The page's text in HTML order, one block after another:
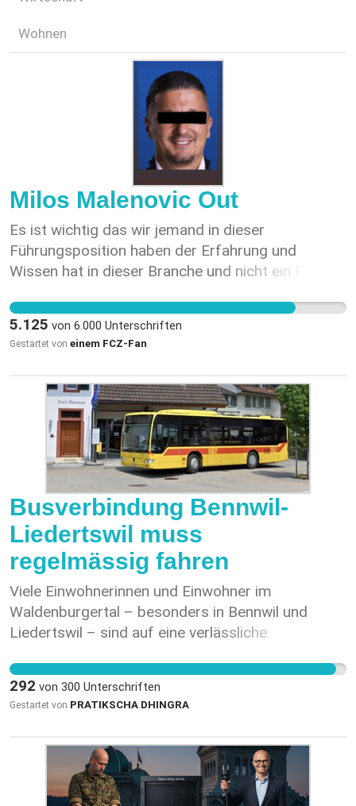
Wohnen
Milos Malenovic Out
Es ist wichtig das wir jemand in dieser
Führungsposition haben der Erfahrung und
Wissen hat in dieser Branche und nicht ein Ex-
5.125 von 6.000 Unterschriften
Gestartet von einem FCZ-Fan
Busverbindung Bennwil-
Liedertswil muss
regelmässig fahren
Viele Einwohnerinnen und Einwohner im
Waldenburgertal – besonders in Bennwil und
Liedertswil – sind auf eine verlässliche
Buslinie 92 unregelmässig, was Pendlerinnen,
Schülern und älteren Menschen grosse Nachteile
05:30 Uhr bis 00:30 Uhr im 30-Minuten-Takt fährt.
Die Bürgerinnen und Bürger zahlen Steuern und
haben Anspruch auf einen zuverlässigen
292 von 300 Unterschriften
Gestartet von PRATIKSCHA DHINGRA